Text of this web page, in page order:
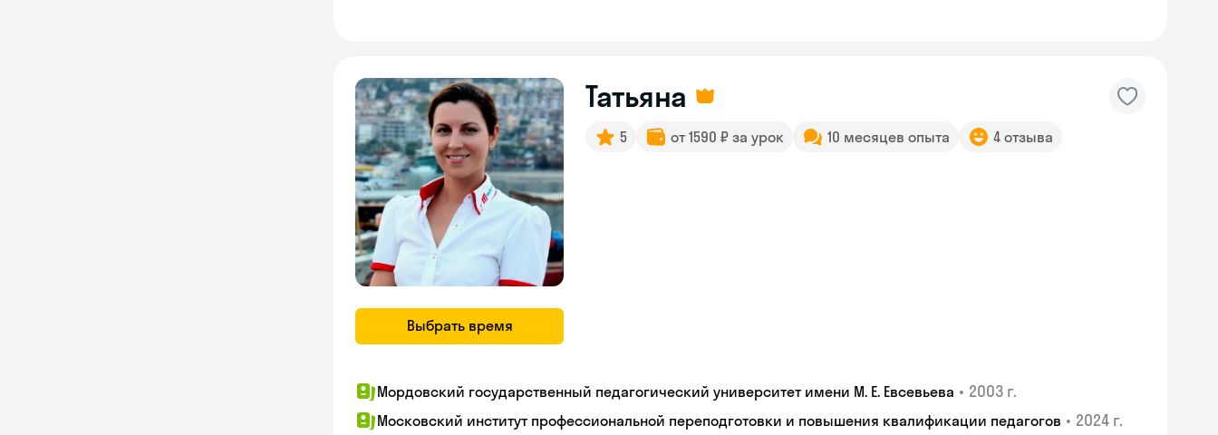
Выбрать время
Татьяна
5 от 1590 ₽ за урок 10 месяцев опыта 4 отзыва
Мордовский государственный педагогический университет имени М. Е. Евсевьева • 2003 г.
Московский институт профессиональной переподготовки и повышения квалификации педагогов • 2024 г.